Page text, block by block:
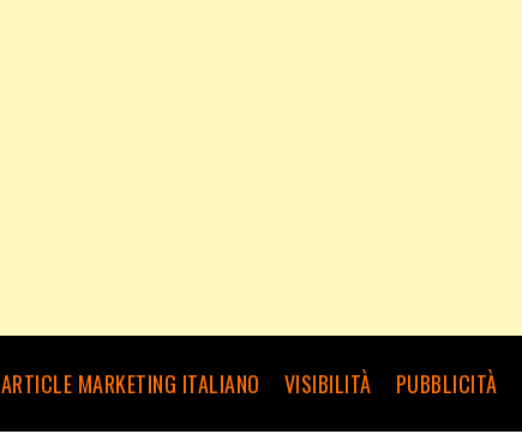
ARTICLE MARKETING ITALIANO VISIBILITÀ PUBBLICITÀ